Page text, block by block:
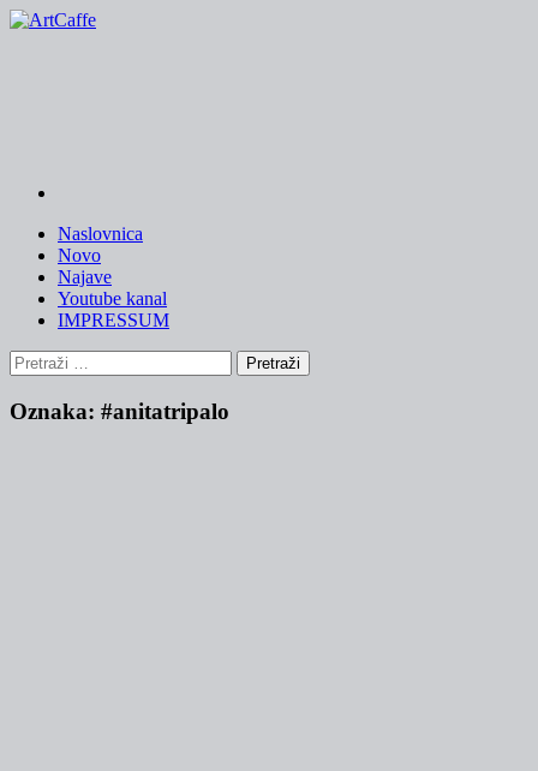
Skip
Naslovnica
Novo
Najave
Youtube kanal
IMPRESSUM
Pretraži:
Oznaka: #anitatripalo